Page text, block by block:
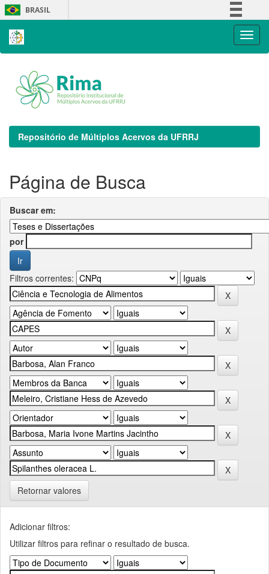
Skip
navigation
BRASIL
Repositório de Múltiplos Acervos da UFRRJ
Página de Busca
Buscar em:
por
Filtros correntes:
Retornar valores
Adicionar filtros:
Utilizar filtros para refinar o resultado de busca.